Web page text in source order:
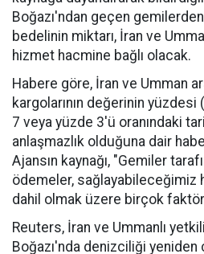
Boğazı'ndan geçen
bedelinin miktarı, İran ve
hizmet hacmine bağlı olacak.
Habere göre, İran ve Umman
kargolarının değerinin
7 veya yüzde 3'ü oranındaki
anlaşmazlık olduğuna dair
Ajansın kaynağı, "Gemiler
ödemeler, sağlayabileceğimiz
dahil olmak üzere birçok
Reuters, İran ve Ummanlı
Boğazı'nda denizciliği yeniden